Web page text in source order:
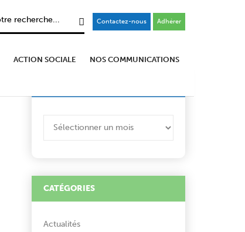
Contactez-nous Adhérer
ACTION SOCIALE NOS COMMUNICATIONS
CATÉGORIES
Actualités